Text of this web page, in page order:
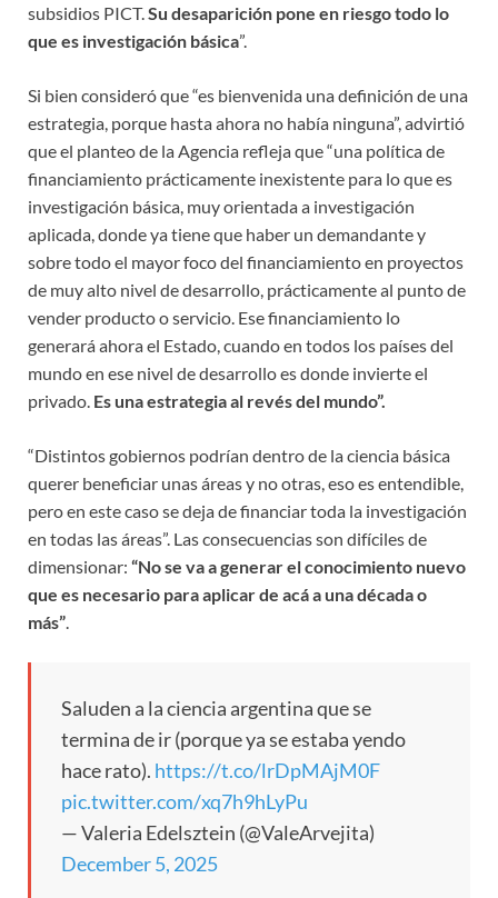
subsidios PICT.Su desaparición pone en riesgo todo lo
que es investigación básica”.
Si bien consideró que “es bienvenida una definición de una
estrategia, porque hasta ahora no había ninguna”, advirtió
que el planteo de la Agencia refleja que “una política de
financiamiento prácticamente inexistente para lo que es
investigación básica, muy orientada a investigación
aplicada, donde ya tiene que haber un demandante y
sobre todo el mayor foco del financiamiento en proyectos
de muy alto nivel de desarrollo, prácticamente al punto de
vender producto o servicio. Ese financiamiento lo
generará ahora el Estado, cuando en todos los países del
mundo en ese nivel de desarrollo es donde invierte el
privado. Es una estrategia al revés del mundo”.
“Distintos gobiernos podrían dentro de la ciencia básica
querer beneficiar unas áreas y no otras, eso es entendible,
pero en este caso se deja de financiar toda la investigación
en todas las áreas”. Las consecuencias son difíciles de
dimensionar: “No se va a generar el conocimiento nuevo
que es necesario para aplicar de acá a una década o
más”.
Saluden a la ciencia argentina que se
termina de ir (porque ya se estaba yendo
hace rato). https://t.co/lrDpMAjM0F
pic.twitter.com/xq7h9hLyPu
— Valeria Edelsztein (@ValeArvejita)
December 5, 2025